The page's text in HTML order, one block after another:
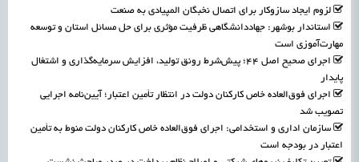
لزوم ایجاد سازوکار برای اتصال نخبگان المپیادی به صنعت
استاندار بوشهر: جهاددانشگاهی ظرفیت مؤثری برای حل مسائل استان و توسعه
مهارت‌آموزی است
اجرای صحیح اصل ۴۴؛ پیش‌شرط رونق تولید، افزایش سرمایه‌گذاری و اشتغال
پایدار
اجرای فوق‌العاده خاص کارکنان دولت در انتظار تأمین اعتبار؛ آیین‌نامه اجرایی
تصویب شد
سازمان اداری و استخدامی: اجرای فوق‌العاده خاص کارکنان دولت منوط به تأمین
اعتبار در بودجه است